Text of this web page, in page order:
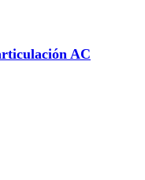
AC